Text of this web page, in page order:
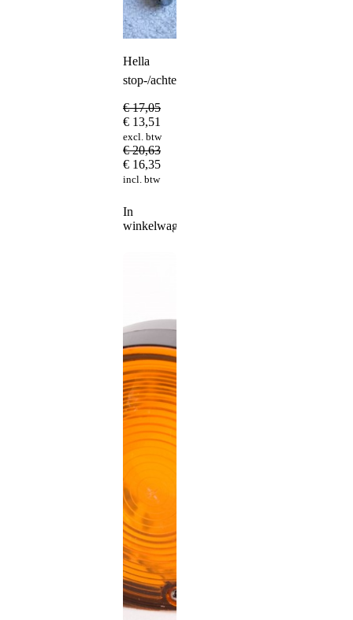
Hella
stop-/achterlicht
€17,05
€ 13,51
excl. btw
€20,63
€ 16,35
incl. btw
In
winkelwagen